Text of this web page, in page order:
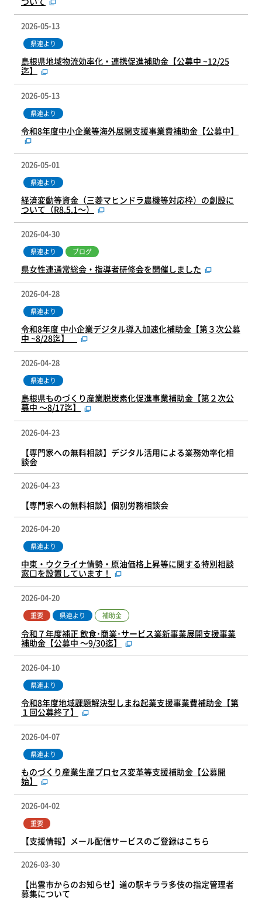
2026-05-13
県連より
島根県地域物流効率化・連携促進補助金【公募中 ~12/25
迄】
2026-05-13
県連より
令和8年度中小企業等海外展開支援事業費補助金【公募中】
2026-05-01
県連より
経済変動等資金（三菱マヒンドラ農機等対応枠）の創設に
ついて（R8.5.1～）
2026-04-30
県連より ブログ
県女性連通常総会・指導者研修会を開催しました
2026-04-28
県連より
令和8年度 中小企業デジタル導入加速化補助金【第３次公募
中 ~8/28迄】
2026-04-28
県連より
島根県ものづくり産業脱炭素化促進事業補助金【第２次公
募中 ～8/17迄】
2026-04-23
【専門家への無料相談】デジタル活用による業務効率化相
談会
2026-04-23
【専門家への無料相談】個別労務相談会
2026-04-20
県連より
中東・ウクライナ情勢・原油価格上昇等に関する特別相談
窓口を設置しています！
2026-04-20
重要 県連より 補助金
令和７年度補正 飲食･商業･サービス業新事業展開支援事業
補助金【公募中 ～9/30迄】
2026-04-10
県連より
令和8年度地域課題解決型しまね起業支援事業費補助金【第
１回公募終了】
2026-04-07
県連より
ものづくり産業生産プロセス変革等支援補助金【公募開
始】
2026-04-02
重要
【支援情報】メール配信サービスのご登録はこちら
2026-03-30
【出雲市からのお知らせ】道の駅キララ多伎の指定管理者
募集について